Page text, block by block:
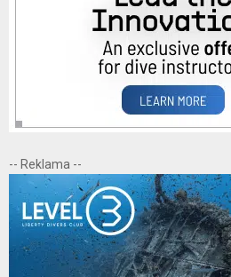
-- Reklama --